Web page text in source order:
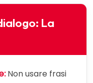
La
Non usare frasi